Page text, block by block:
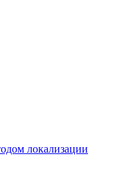
локализации